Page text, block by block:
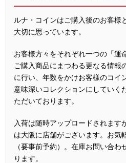
ルナ・コインはご購入後のお客様
大切に思っています。
お客様方々をそれぞれ一つの「運
ご購入商品にまつわる更なる情報
に行い、年数をかけお客様のコイ
意味深いコレクションにしていく
ただいております。
入荷は随時アップロードされます
は大阪に店舗がございます。お気
（要事前予約）。在庫お問い合わ
ります。